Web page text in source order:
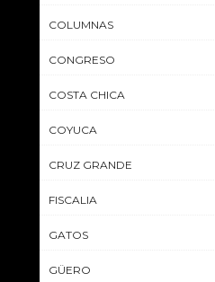
COLUMNAS
CONGRESO
COSTA CHICA
COYUCA
CRUZ GRANDE
FISCALIA
GATOS
GÜERO